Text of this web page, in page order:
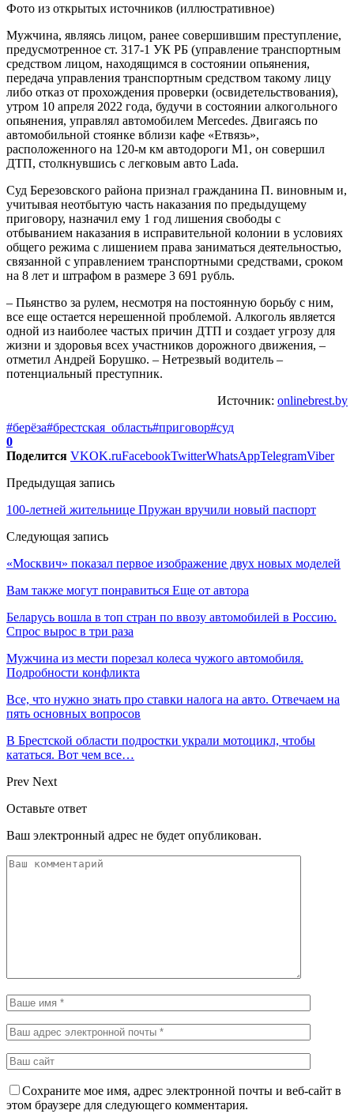
Фото из открытых источников (иллюстративное)
Мужчина, являясь лицом, ранее совершившим преступление,
предусмотренное ст. 317-1 УК РБ (управление транспортным
средством лицом, находящимся в состоянии опьянения,
передача управления транспортным средством такому лицу
либо отказ от прохождения проверки (освидетельствования),
утром 10 апреля 2022 года, будучи в состоянии алкогольного
опьянения, управлял автомобилем Mercedes. Двигаясь по
автомобильной стоянке вблизи кафе «Етвязь»,
расположенного на 120-м км автодороги М1, он совершил
ДТП, столкнувшись с легковым авто Lada.
Суд Березовского района признал гражданина П. виновным и,
учитывая неотбытую часть наказания по предыдущему
приговору, назначил ему 1 год лишения свободы с
отбыванием наказания в исправительной колонии в условиях
общего режима с лишением права заниматься деятельностью,
связанной с управлением транспортными средствами, сроком
на 8 лет и штрафом в размере 3 691 рубль.
– Пьянство за рулем, несмотря на постоянную борьбу с ним,
все еще остается нерешенной проблемой. Алкоголь является
одной из наиболее частых причин ДТП и создает угрозу для
жизни и здоровья всех участников дорожного движения, –
отметил Андрей Борушко. – Нетрезвый водитель –
потенциальный преступник.
Источник: onlinebrest.by
#берёза#брестская_область#приговор#суд
0
Поделится VKOK.ruFacebookTwitterWhatsAppTelegramViber
Предыдущая запись
100-летней жительнице Пружан вручили новый паспорт
Следующая запись
«Москвич» показал первое изображение двух новых моделей
Вам также могут понравиться Еще от автора
Беларусь вошла в топ стран по ввозу автомобилей в Россию.
Спрос вырос в три раза
Мужчина из мести порезал колеса чужого автомобиля.
Подробности конфликта
Все, что нужно знать про ставки налога на авто. Отвечаем на
пять основных вопросов
В Брестской области подростки украли мотоцикл, чтобы
кататься. Вот чем все…
Prev Next
Оставьте ответ
Ваш электронный адрес не будет опубликован.
Сохраните мое имя, адрес электронной почты и веб-сайт в
этом браузере для следующего комментария.